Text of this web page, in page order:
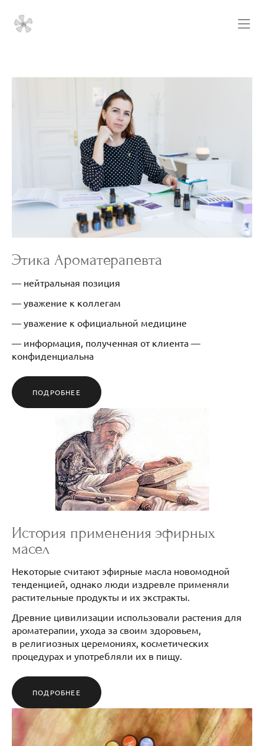
Этика Ароматерапевта
— нейтральная позиция
— уважение к коллегам
— уважение к официальной медицине
— информация, полученная от клиента —
конфиденциальна
ПОДРОБНЕЕ
История применения эфирных
масел
Некоторые считают эфирные масла новомодной
тенденцией, однако люди издревле применяли
растительные продукты и их экстракты.
Древние цивилизации использовали растения для
ароматерапии, ухода за своим здоровьем,
в религиозных церемониях, косметических
процедурах и употребляли их в пищу.
ПОДРОБНЕЕ